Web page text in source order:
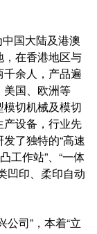
国大陆及港澳
在香港地区与
余人，产品遍
美国、欧洲等
切机械及模切
产设备，行业先
了独特的“高速
工作站”、“一体
凹印、柔印自动
司”，本着“立